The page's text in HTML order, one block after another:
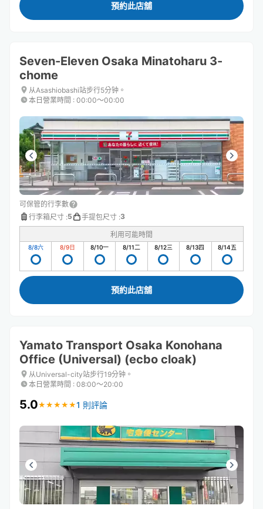
預約此店舖
Seven-Eleven Osaka Minatoharu 3-
chome
从Asashiobashi站步行5分钟。
本日營業時間 : 00:00〜00:00
可保管的行李數
行李箱尺寸 :5 手提包尺寸 :3
利用可能時間
8/8六 8/9日 8/10一 8/11二 8/12三 8/13四 8/14五
預約此店舖
Yamato Transport Osaka Konohana
Office (Universal) (ecbo cloak)
从Universal-city站步行19分钟。
本日營業時間 : 08:00〜20:00
5.0★ ★ ★ ★ ★
★ ★ ★ ★ ★1 則評論